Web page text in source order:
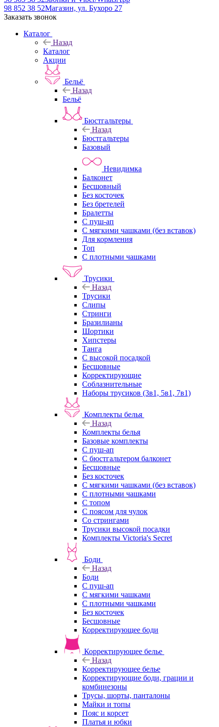
98 852 38 52Магазин, ул. Бухоро 27
Заказать звонок
Каталог
Назад
Каталог
Акции
Бельё
Назад
Бельё
Бюстгальтеры
Назад
Бюстгальтеры
Базовый
Невидимка
Балконет
Бесшовный
Без косточек
Без бретелей
Бралетты
С пуш-ап
С мягкими чашками (без вставок)
Для кормления
Топ
С плотными чашками
Трусики
Назад
Трусики
Слипы
Стринги
Бразилианы
Шортики
Хипстеры
Танга
С высокой посадкой
Бесшовные
Корректирующие
Соблазнительные
Наборы трусиков (3в1, 5в1, 7в1)
Комплекты белья
Назад
Комплекты белья
Базовые комплекты
С пуш-ап
С бюстгальтером балконет
Бесшовные
Без косточек
С мягкими чашками (без вставок)
С плотными чашками
С топом
С поясом для чулок
Со стрингами
Трусики высокой посадки
Комплекты Victoria's Secret
Боди
Назад
Боди
С пуш-ап
С мягкими чашками
С плотными чашками
Без косточек
Бесшовные
Корректирующее боди
Корректирующее белье
Назад
Корректирующее белье
Корректирующие боди, грации и
комбинезоны
Трусы, шорты, панталоны
Майки и топы
Пояс и корсет
Платья и юбки